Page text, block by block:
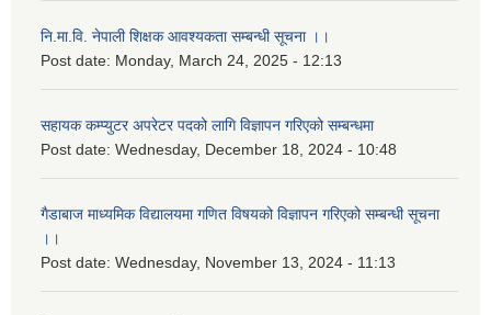
नि.मा.वि. नेपाली शिक्षक आवश्यकता सम्बन्धी सूचना ।।
Post date: Monday, March 24, 2025 - 12:13
सहायक कम्प्युटर अपरेटर पदको लागि विज्ञापन गरिएको सम्बन्धमा
Post date: Wednesday, December 18, 2024 - 10:48
गैडाबाज माध्यमिक विद्यालयमा गणित विषयको विज्ञापन गरिएको सम्बन्धी सूचना
।।
Post date: Wednesday, November 13, 2024 - 11:13